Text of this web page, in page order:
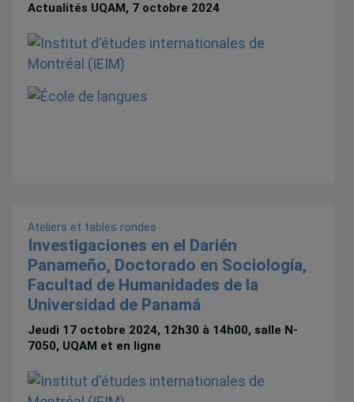
Actualités UQAM, 7 octobre 2024
Ateliers et tables rondes
Investigaciones en el Darién
Panameño, Doctorado en Sociología,
Facultad de Humanidades de la
Universidad de Panamá
Jeudi 17 octobre 2024, 12h30 à 14h00, salle N-
7050, UQAM et en ligne